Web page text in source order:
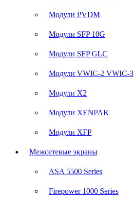
Модули PVDM
Модули SFP 10G
Модули SFP GLC
Модули VWIC-2 VWIC-3
Модули X2
Модули XENPAK
Модули XFP
Межсетевые экраны
ASA 5500 Series
Firepower 1000 Series